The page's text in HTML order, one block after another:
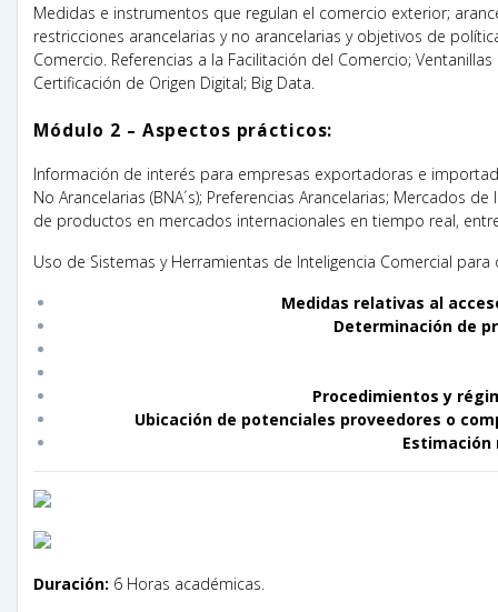
Medidas e instrumentos que regulan el comercio exterior;
restricciones arancelarias y no arancelarias y objetivos de
Comercio. Referencias a la Facilitación del Comercio;
Certificación de Origen Digital; Big Data.
Módulo 2 – Aspectos prácticos:
Información de interés para empresas exportadoras e
No Arancelarias (BNA´s); Preferencias Arancelarias; Mercados
de productos en mercados internacionales en tiempo real,
Uso de Sistemas y Herramientas de Inteligencia Comercial para
Medidas relativas al
Determinación de
Procedimientos y
Ubicación de potenciales proveedores o
Duración: 6 Horas académicas.